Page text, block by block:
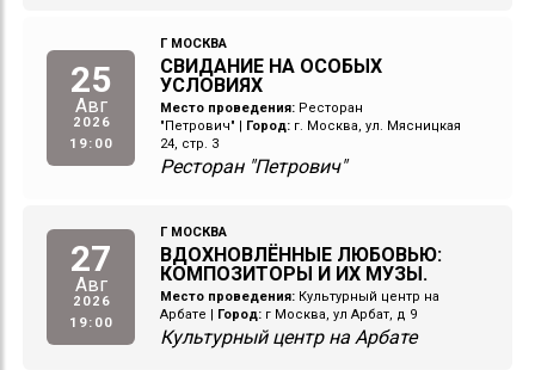
25
Авг
2026
19:00
Г МОСКВА
СВИДАНИЕ НА ОСОБЫХ
УСЛОВИЯХ
Место проведения: Ресторан
"Петрович" | Город: г. Москва, ул. Мясницкая
24, стр. 3
Ресторан "Петрович"
27
Авг
2026
19:00
Г МОСКВА
ВДОХНОВЛЁННЫЕ ЛЮБОВЬЮ:
КОМПОЗИТОРЫ И ИХ МУЗЫ.
Место проведения: Культурный центр на
Арбате | Город: г Москва, ул Арбат, д 9
Культурный центр на Арбате